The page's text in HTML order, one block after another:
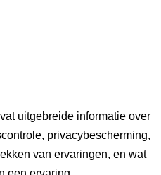
uitgebreide informatie over
privacybescherming,
van ervaringen, en wat